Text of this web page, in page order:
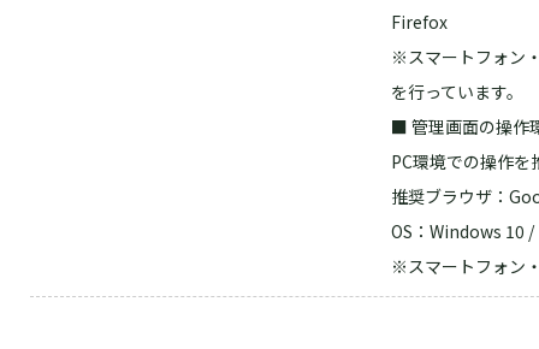
Firefox
※スマートフォン
を行っています。
■ 管理画面の操作
PC環境での操作を
推奨ブラウザ：
OS：Windows 10
※スマートフォン